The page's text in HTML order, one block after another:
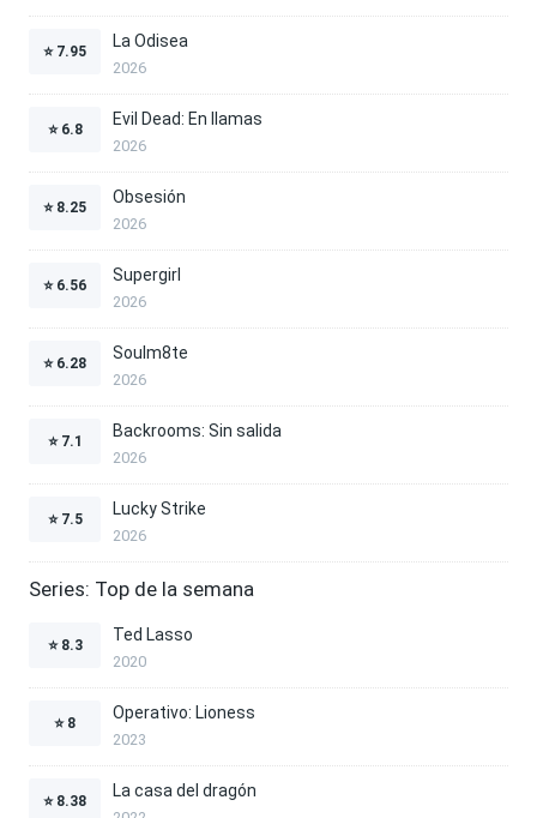
⭐ 7.95
La Odisea
2026
⭐ 6.8
Evil Dead: En llamas
2026
⭐ 8.25
Obsesión
2026
⭐ 6.56
Supergirl
2026
⭐ 6.28
Soulm8te
2026
⭐ 7.1
Backrooms: Sin salida
2026
⭐ 7.5
Lucky Strike
2026
Series: Top de la semana
⭐ 8.3
Ted Lasso
2020
⭐ 8
Operativo: Lioness
2023
⭐ 8.38
La casa del dragón